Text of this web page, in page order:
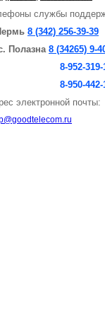
службы
8 (342) 256-39-39
Полазна 8 (34265) 9-
952-319-
950-442-
электронной почты: